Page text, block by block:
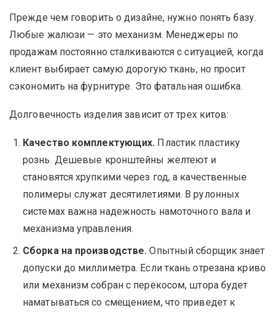
Прежде чем говорить о дизайне, нужно понять базу.
Любые жалюзи — это механизм. Менеджеры по
продажам постоянно сталкиваются с ситуацией, когда
клиент выбирает самую дорогую ткань, но просит
сэкономить на фурнитуре. Это фатальная ошибка.
Долговечность изделия зависит от трех китов:
Качество комплектующих. Пластик пластику
рознь. Дешевые кронштейны желтеют и
становятся хрупкими через год, а качественные
полимеры служат десятилетиями. В рулонных
системах важна надежность намоточного вала и
механизма управления.
Сборка на производстве. Опытный сборщик знает
допуски до миллиметра. Если ткань отрезана криво
или механизм собран с перекосом, штора будет
наматываться со смещением, что приведет к